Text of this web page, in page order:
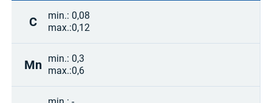
C
min.:
max.:
0,08
0,12
Mn min.:
max.:
0,3
0,6